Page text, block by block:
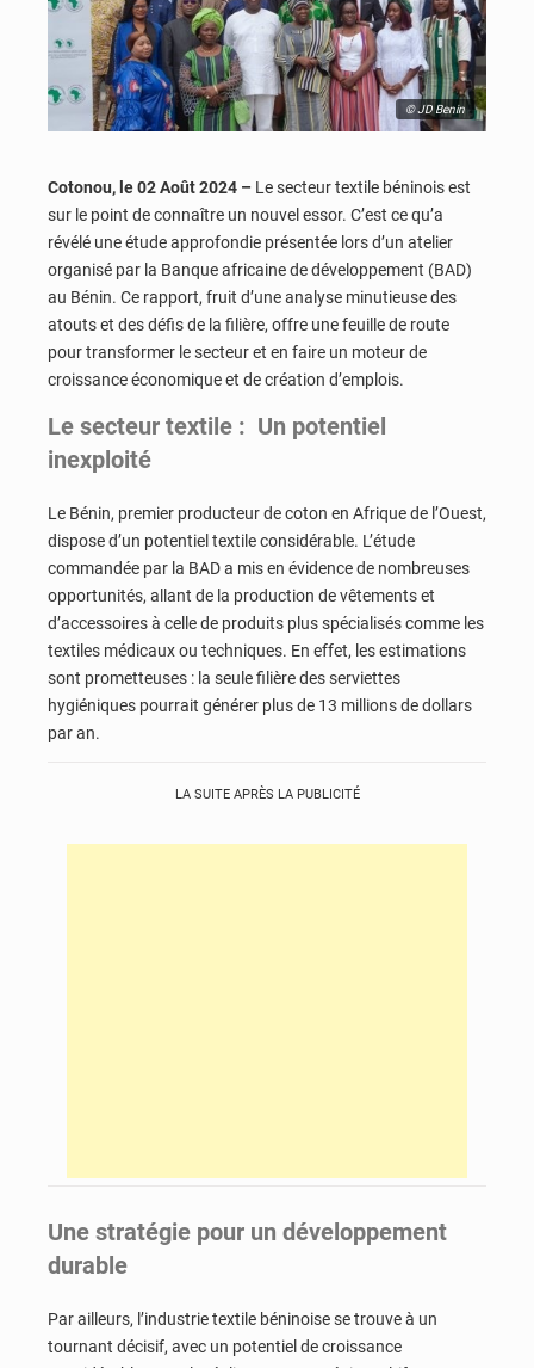
© JD Benin
Cotonou, le 02 Août 2024 – Le secteur textile béninois est
sur le point de connaître un nouvel essor. C’est ce qu’a
révélé une étude approfondie présentée lors d’un atelier
organisé par la Banque africaine de développement (BAD)
au Bénin. Ce rapport, fruit d’une analyse minutieuse des
atouts et des défis de la filière, offre une feuille de route
pour transformer le secteur et en faire un moteur de
croissance économique et de création d’emplois.
Le secteur textile : Un potentiel
inexploité
Le Bénin, premier producteur de coton en Afrique de l’Ouest,
dispose d’un potentiel textile considérable. L’étude
commandée par la BAD a mis en évidence de nombreuses
opportunités, allant de la production de vêtements et
d’accessoires à celle de produits plus spécialisés comme les
textiles médicaux ou techniques. En effet, les estimations
sont prometteuses : la seule filière des serviettes
hygiéniques pourrait générer plus de 13 millions de dollars
par an.
LA SUITE APRÈS LA PUBLICITÉ
Une stratégie pour un développement
durable
Par ailleurs, l’industrie textile béninoise se trouve à un
tournant décisif, avec un potentiel de croissance